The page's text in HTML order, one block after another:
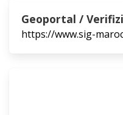
Geoportal /
https://www.sig-